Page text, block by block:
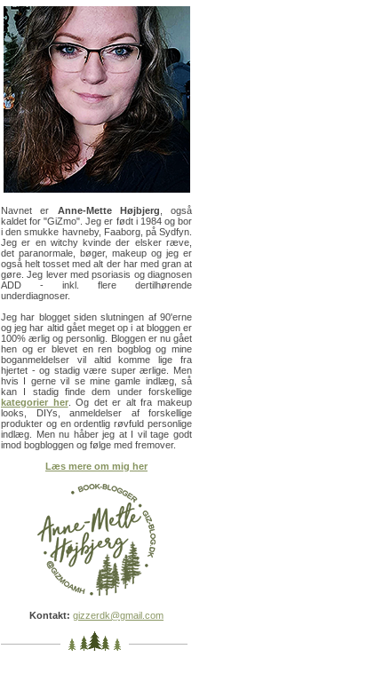
Navnet er Anne-Mette Højbjerg , også
kaldet for "GiZmo". Jeg er født i 1984 og bor
i den smukke havneby, Faaborg, på Sydfyn.
Jeg er en witchy kvinde der elsker ræve,
det paranormale, bøger, makeup og jeg er
også helt tosset med alt der har med gran at
gøre. Jeg lever med psoriasis og diagnosen
ADD - inkl. flere dertilhørende
underdiagnoser.
Jeg har blogget siden slutningen af 90'erne
og jeg har altid gået meget op i at bloggen er
100% ærlig og personlig. Bloggen er nu gået
hen og er blevet en ren bogblog og mine
boganmeldelser vil altid komme lige fra
hjertet - og stadig være super ærlige. Men
hvis I gerne vil se mine gamle indlæg, så
kan I stadig finde dem under forskellige
kategorier her. Og det er alt fra makeup
looks, DIYs, anmeldelser af forskellige
produkter og en ordentlig røvfuld personlige
indlæg. Men nu håber jeg at I vil tage godt
imod bogbloggen og følge med fremover.
Læs mere om mig her
Kontakt: gizzerdk@gmail.com